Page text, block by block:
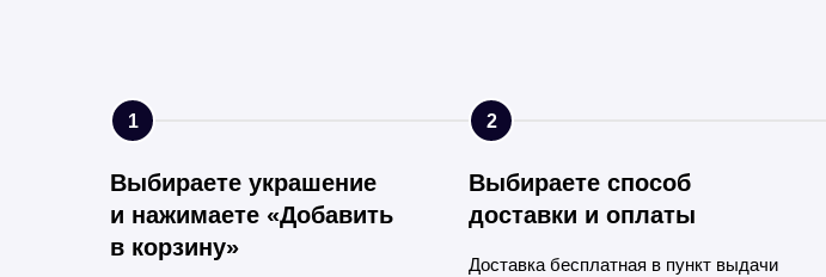
1
Выбираете украшение
и нажимаете «Добавить
в корзину»
2
Выбираете способ
доставки и оплаты
Доставка бесплатная в пункт выдачи